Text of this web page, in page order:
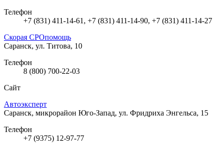
Телефон
+7 (831) 411-14-61, +7 (831) 411-14-90, +7 (831) 411-14-27
Скорая СРОпомощь
Саранск, ул. Титова, 10
Телефон
8 (800) 700-22-03
Сайт
Автоэксперт
Саранск, микрорайон Юго-Запад, ул. Фридриха Энгельса, 15
Телефон
+7 (9375) 12-97-77